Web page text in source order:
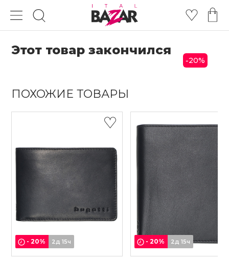
Этот товар закончился
ПОХОЖИЕ ТОВАРЫ
-20% 2д 15ч -20% 2д 15ч
-20%